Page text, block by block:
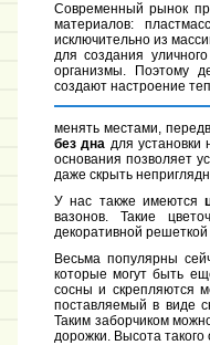
Современный рынок
материалов:
исключительно из
для создания
организмы. Поэтому
создают настроение
менять местами,
без дна для установки
основания позволяет
даже скрыть
У нас также имеются
вазонов. Такие
декоративной
Весьма популярны
которые могут быть
сосны и скрепляются
поставляемый в виде
Таким заборчиком
дорожки. Высота